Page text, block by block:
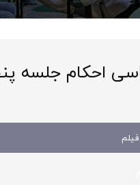
احکام جلسه
فیلم